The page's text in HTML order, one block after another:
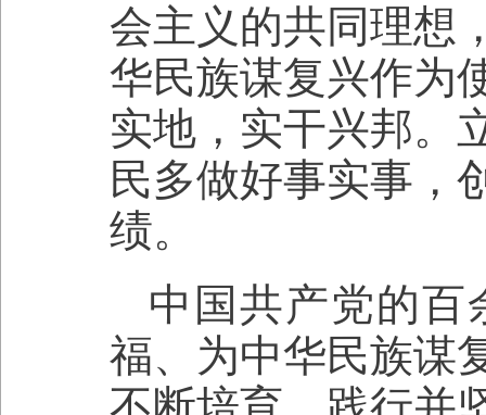
会主义的共同理想
华民族谋复兴作为
实地，实干兴邦。
民多做好事实事，
绩。
中国共产党的百
福、为中华民族谋